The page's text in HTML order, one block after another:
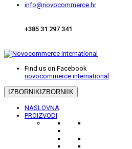
info@novocommerce.hr
+385 31 297 341
Find us on Facebook
novocommerce.international
IZBORNIKIZBORNIIK
NASLOVNA
PROIZVODI